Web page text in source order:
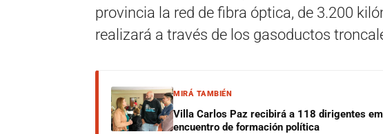
provincia la red de fibra óptica, de 3.200
realizará a través de los gasoductos
MIRÁ TAMBIÉN
Villa Carlos Paz recibirá a 118 dirigentes
encuentro de formación política